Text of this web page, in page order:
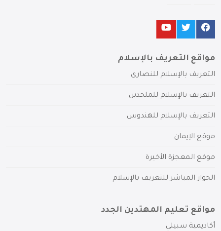
مواقع التعريف بالإسلام
التعريف بالإسلام للنصارى
التعريف بالإسلام للملحدين
التعريف بالإسلام للهندوس
موقع الإيمان
موقع المعجزة الأخيرة
الحوار المباشر للتعريف بالإسلام
مواقع تعليم المهتدين الجدد
أكاديمية سبيلي